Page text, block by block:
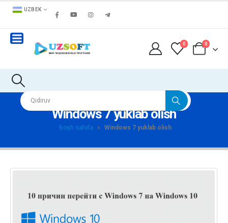
UZBEK
0 0
Windows 7 yuklab olish
Bosh sahifa » Windows 7 yuklab olish